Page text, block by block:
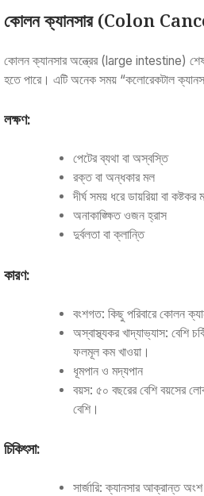
কোলন ক্যানসার (Colon
কোলন ক্যানসার অন্ত্রের (large intestine)
হতে পারে। এটি অনেক সময় “কলোরেকটাল
লক্ষণ:
পেটের ব্যথা বা অস্বস্তি
রক্ত বা অন্ধকার মল
দীর্ঘ সময় ধরে ডায়রিয়া বা
অনাকাঙ্ক্ষিত ওজন হ্রাস
দুর্বলতা বা ক্লান্তি
কারণ:
বংশগত: কিছু পরিবারে কোলন
অস্বাস্থ্যকর খাদ্যাভ্যাস: বেশি
ফলমূল কম খাওয়া।
ধূমপান ও মদ্যপান
বয়স: ৫০ বছরের বেশি বয়সের
বেশি।
চিকিৎসা:
সার্জারি: ক্যানসার আক্রান্ত